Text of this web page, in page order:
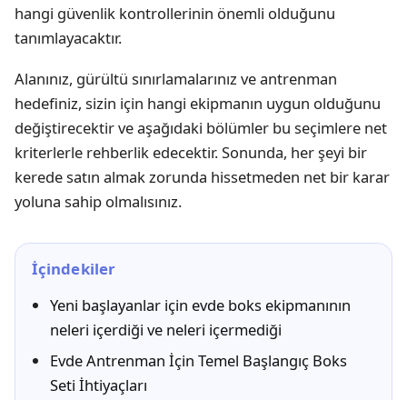
hangi güvenlik kontrollerinin önemli olduğunu
tanımlayacaktır.
Alanınız, gürültü sınırlamalarınız ve antrenman
hedefiniz, sizin için hangi ekipmanın uygun olduğunu
değiştirecektir ve aşağıdaki bölümler bu seçimlere net
kriterlerle rehberlik edecektir. Sonunda, her şeyi bir
kerede satın almak zorunda hissetmeden net bir karar
yoluna sahip olmalısınız.
İçindekiler
Yeni başlayanlar için evde boks ekipmanının
neleri içerdiği ve neleri içermediği
Evde Antrenman İçin Temel Başlangıç Boks
Seti İhtiyaçları